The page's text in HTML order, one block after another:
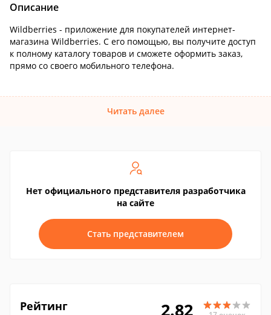
Описание
Wildberries - приложение для покупателей интернет-
магазина Wildberries. С его помощью, вы получите доступ
к полному каталогу товаров и сможете оформить заказ,
прямо со своего мобильного телефона.
Читать далее
Нет официального представителя разработчика
на сайте
Стать представителем
Рейтинг 2.82